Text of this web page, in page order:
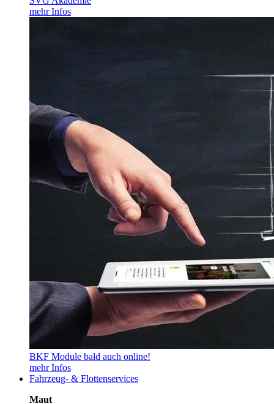
mehr Infos
BKF Module bald auch online!
mehr Infos
Fahrzeug- & Flottenservices
Maut